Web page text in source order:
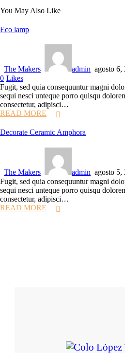
You May Also Like
Eco lamp
The Makers admin agosto 6,
0 Likes
Fugit, sed quia consequuntur magni
sequi nesci unteque porro quisqu
consectetur, adipisci…
READ MORE
Decorate Ceramic Amphora
The Makers admin agosto 5,
Fugit, sed quia consequuntur magni
sequi nesci unteque porro quisqu
consectetur, adipisci…
READ MORE